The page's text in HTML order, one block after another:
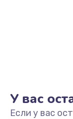
У вас
Если у вас